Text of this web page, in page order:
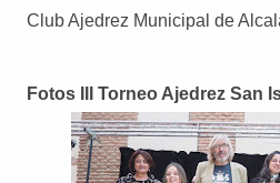
Club Ajedrez Municipal de
Fotos III Torneo Ajedrez San